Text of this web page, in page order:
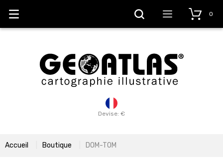
Devise: €
0
Accueil Boutique DOM-TOM